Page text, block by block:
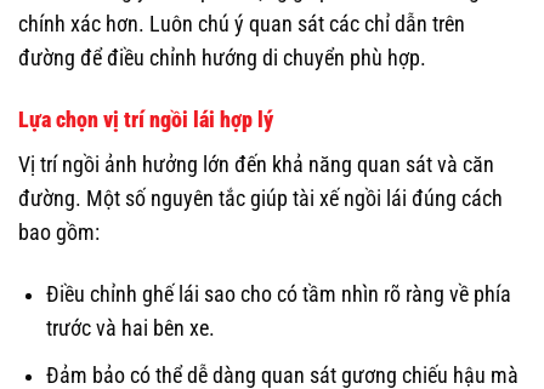
chính xác hơn. Luôn chú ý quan sát các chỉ dẫn trên
đường để điều chỉnh hướng di chuyển phù hợp.
Lựa chọn vị trí ngồi lái hợp lý
Vị trí ngồi ảnh hưởng lớn đến khả năng quan sát và căn
đường. Một số nguyên tắc giúp tài xế ngồi lái đúng cách
bao gồm:
Điều chỉnh ghế lái sao cho có tầm nhìn rõ ràng về phía
trước và hai bên xe.
Đảm bảo có thể dễ dàng quan sát gương chiếu hậu mà